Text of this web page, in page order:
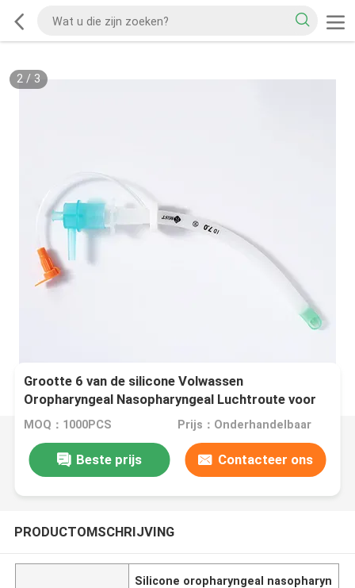
2/ 3
Grootte 6 van de silicone Volwassen
Oropharyngeal Nasopharyngeal Luchtroute voor
Ademhalingszorg
MOQ：1000PCS Prijs：Onderhandelbaar
Beste prijs Contacteer ons
PRODUCTOMSCHRIJVING
Silicone oropharyngeal nasopharyn